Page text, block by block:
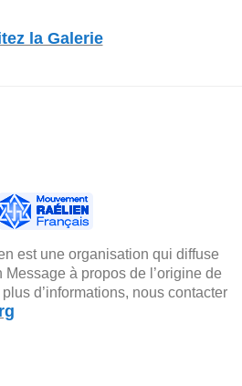
la Galerie
est une organisation qui diffuse
à propos de l’origine de
d’informations, nous contacter